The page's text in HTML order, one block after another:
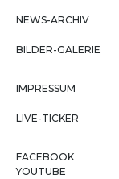
NEWS-ARCHIV
BILDER-GALERIE
IMPRESSUM
LIVE-TICKER
FACEBOOK
YOUTUBE